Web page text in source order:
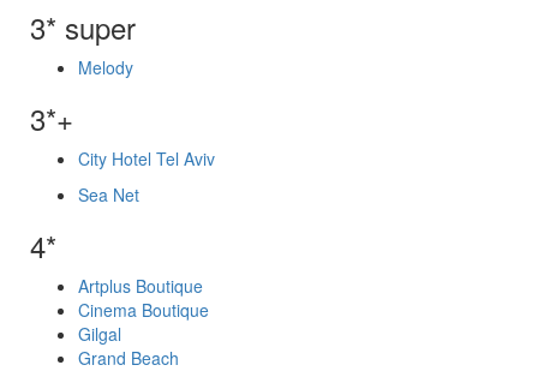
3* super
Melody
3*+
City Hotel Tel Aviv
Sea Net
4*
Artplus Boutique
Cinema Boutique
Gilgal
Grand Beach